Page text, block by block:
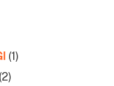
(1)
(2)